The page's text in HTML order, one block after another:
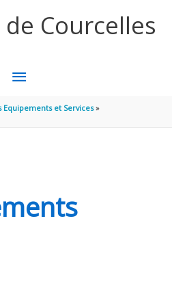
Courcelles
MENU
PRINCIPAL
Equipements et Services